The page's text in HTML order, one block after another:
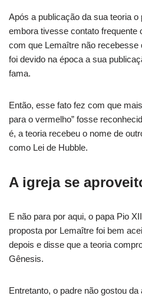
Após a publicação da sua teoria o
embora tivesse contato frequente
com que Lemaître não
foi devido na época a sua
fama.
Então, esse fato fez com que
para o vermelho” fosse
é, a teoria recebeu o nome de
como Lei de Hubble.
A igreja se
E não para por aqui, o papa Pio
proposta por Lemaître foi bem
depois e disse que a teoria
Gênesis.
Entretanto, o padre não gostou